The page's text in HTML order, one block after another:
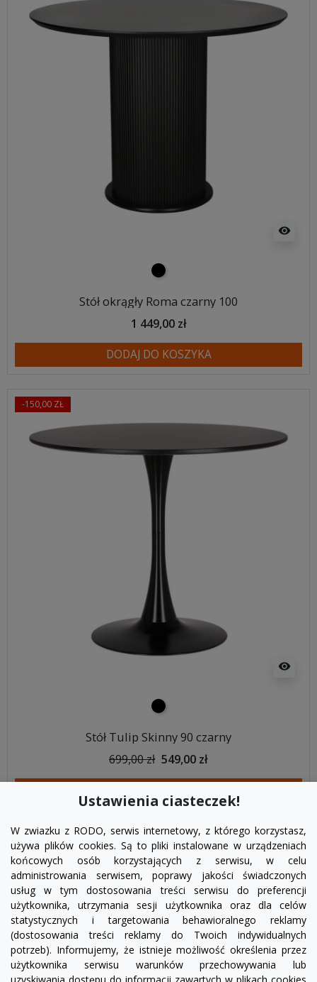
visibility
czarny
Stół okrągły Roma czarny 100
1 449,00 zł
DODAJ DO KOSZYKA
-150,00 ZŁ
visibility
czarny
Stół Tulip Skinny 90 czarny
699,00 zł 549,00 zł
FacebookYouTubePinterest
Ustawienia ciasteczek!
W zwiazku z RODO, serwis internetowy, z którego korzystasz,
używa plików cookies. Są to pliki instalowane w urządzeniach
końcowych osób korzystających z serwisu, w celu
administrowania serwisem, poprawy jakości świadczonych
usług w tym dostosowania treści serwisu do preferencji
użytkownika, utrzymania sesji użytkownika oraz dla celów
statystycznych i targetowania behawioralnego reklamy
(dostosowania treści reklamy do Twoich indywidualnych
potrzeb). Informujemy, że istnieje możliwość określenia przez
użytkownika serwisu warunków przechowywania lub